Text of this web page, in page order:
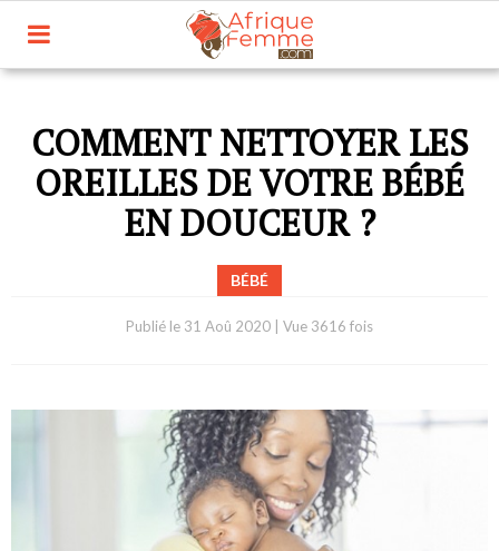
COMMENT NETTOYER LES
OREILLES DE VOTRE BÉBÉ
EN DOUCEUR ?
BÉBÉ
Publié le 31 Aoû 2020 Vue 3616 fois